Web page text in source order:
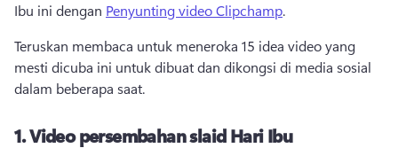
Ibu ini dengan Penyunting video Clipchamp.
Teruskan membaca untuk meneroka 15 idea video yang
mesti dicuba ini untuk dibuat dan dikongsi di media sosial
dalam beberapa saat.
1.Video persembahan slaid Hari Ibu